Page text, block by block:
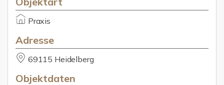
Praxis
Adresse
69115 Heidelberg
Objektdaten